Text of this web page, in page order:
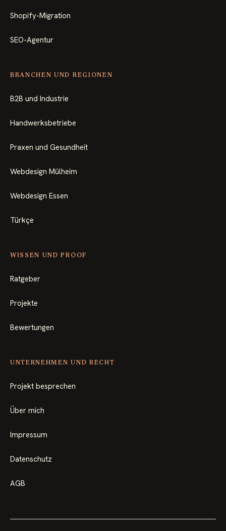
Shopify-Migration
SEO-Agentur
BRANCHEN UND REGIONEN
B2B und Industrie
Handwerksbetriebe
Praxen und Gesundheit
Webdesign Mülheim
Webdesign Essen
Türkçe
WISSEN UND PROOF
Ratgeber
Projekte
Bewertungen
UNTERNEHMEN UND RECHT
Projekt besprechen
Über mich
Impressum
Datenschutz
AGB